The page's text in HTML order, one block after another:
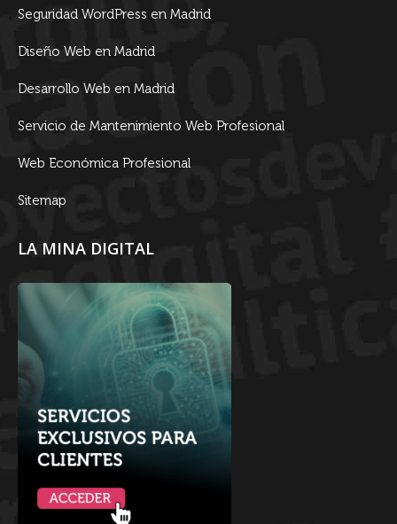
Seguridad WordPress en Madrid
Diseño Web en Madrid
Desarrollo Web en Madrid
Servicio de Mantenimiento Web Profesional
Web Económica Profesional
Sitemap
LA MINA DIGITAL